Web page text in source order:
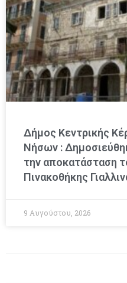
Δήμος Κεντρικής
Νήσων :
την αποκατάσταση
Πινακοθήκης
9 Αυγούστου, 2026